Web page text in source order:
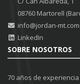
08760 Martorell
info@jordan-mt.com
LinkedIn
SOBRE NOSOTROS
70 años de